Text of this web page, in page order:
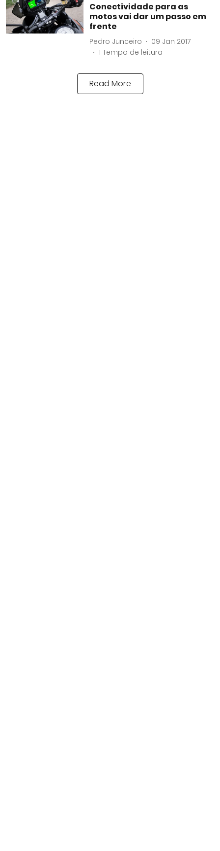
Conectividade para as
motos vai dar um passo em
frente
Pedro Junceiro
09 Jan 2017
1 Tempo de leitura
Read More